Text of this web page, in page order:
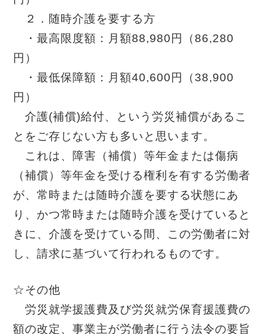
２．随時介護を要する方
・最高限度額：月額88,980円（86,280
円）
・最低保障額：月額40,600円（38,900
円）
介護(補償)給付、という労災補償があるこ
とをご存じない方も多いと思います。
これは、障害（補償）等年金または傷病
（補償）等年金を受ける権利を有する労働者
が、常時または随時介護を要する状態にあ
り、かつ常時または随時介護を受けていると
きに、介護を受けている間、この労働者に対
し、請求に基づいて行われるものです。
☆その他
労災就学援護費及び労災就労保育援護費の
額の改定、事業主が労働者に行う法令の要旨